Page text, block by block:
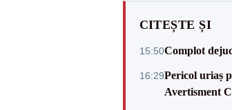
CITEȘTE ȘI
15:50Complot
16:29Pericol uriaș
Avertisment